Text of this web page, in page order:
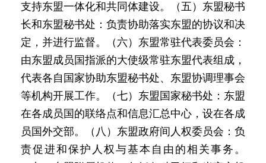
支持东盟一体化和共同体建设。（五）东盟秘书
长和东盟秘书处：负责协助落实东盟的协议和决
定，并进行监督。（六）东盟常驻代表委员会：
由东盟成员国指派的大使级常驻东盟代表组成，
代表各自国家协助东盟秘书处、东盟协调理事会
等机构开展工作。（七）东盟国家秘书处：东盟
在各成员国的联络点和信息汇总中心，设在各成
员国外交部。（八）东盟政府间人权委员会：负
责促进和保护人权与基本自由的相关事务。